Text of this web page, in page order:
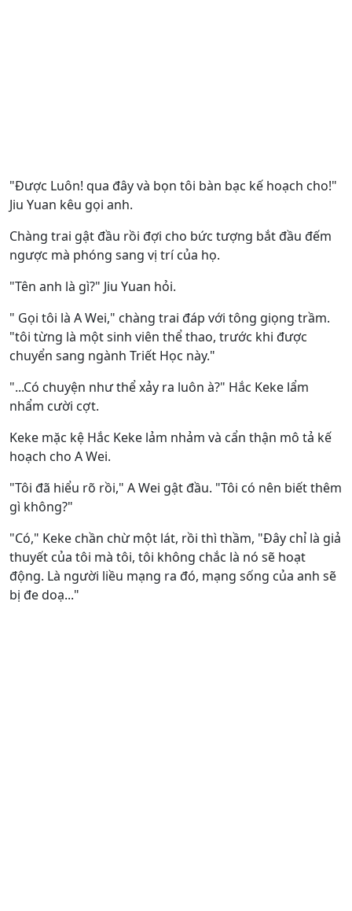
"Được Luôn! qua đây và bọn tôi bàn bạc kế hoạch cho!"
Jiu Yuan kêu gọi anh.
Chàng trai gật đầu rồi đợi cho bức tượng bắt đầu đếm
ngược mà phóng sang vị trí của họ.
"Tên anh là gì?" Jiu Yuan hỏi.
" Gọi tôi là A Wei," chàng trai đáp với tông giọng trầm.
"tôi từng là một sinh viên thể thao, trước khi được
chuyển sang ngành Triết Học này."
"...Có chuyện như thể xảy ra luôn à?" Hắc Keke lẩm
nhẩm cười cợt.
Keke mặc kệ Hắc Keke lảm nhảm và cẩn thận mô tả kế
hoạch cho A Wei.
"Tôi đã hiểu rõ rồi," A Wei gật đầu. "Tôi có nên biết thêm
gì không?"
"Có," Keke chần chừ một lát, rồi thì thầm, "Đây chỉ là giả
thuyết của tôi mà tôi, tôi không chắc là nó sẽ hoạt
động. Là người liều mạng ra đó, mạng sống của anh sẽ
bị đe doạ..."